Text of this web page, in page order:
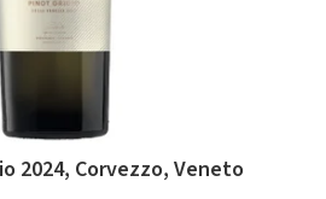
2024, Corvezzo, Veneto